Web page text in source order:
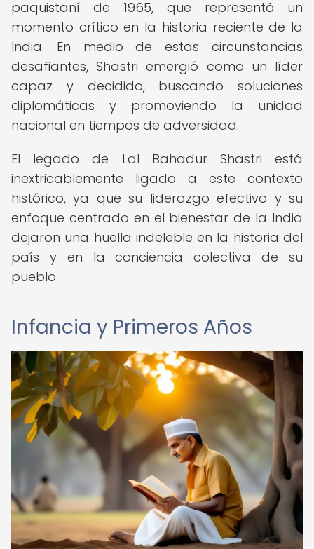
paquistaní de 1965, que representó un
momento crítico en la historia reciente de la
India. En medio de estas circunstancias
desafiantes, Shastri emergió como un líder
capaz y decidido, buscando soluciones
diplomáticas y promoviendo la unidad
nacional en tiempos de adversidad.
El legado de Lal Bahadur Shastri está
inextricablemente ligado a este contexto
histórico, ya que su liderazgo efectivo y su
enfoque centrado en el bienestar de la India
dejaron una huella indeleble en la historia del
país y en la conciencia colectiva de su
pueblo.
Infancia y Primeros Años